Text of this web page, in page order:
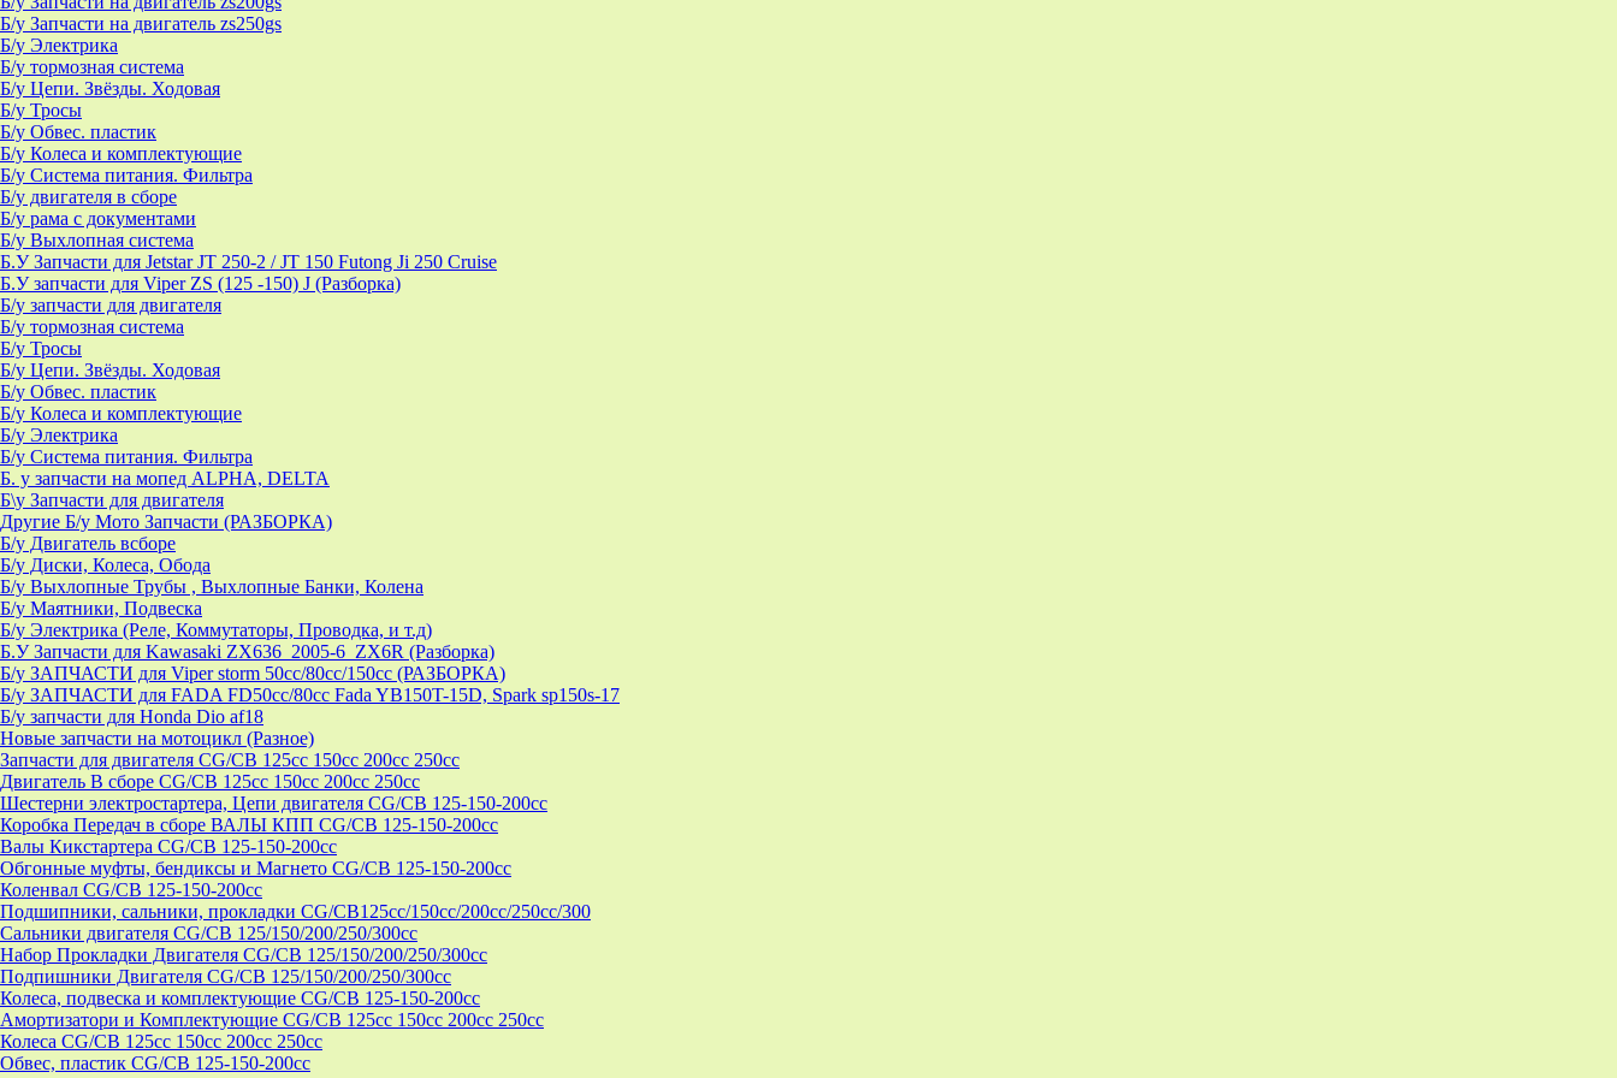
Б/у Запчасти на двигатель zs250gs
Б/у Электрика
Б/у тормозная система
Б/у Цепи. Звёзды. Ходовая
Б/у Тросы
Б/у Обвес. пластик
Б/у Колеса и комплектующие
Б/у Система питания. Фильтра
Б/у двигателя в сборе
Б/у рама с документами
Б/у Выхлопная система
Б.У Запчасти для Jetstar JT 250-2 / JT 150 Futong Ji 250 Cruise
Б.У запчасти для Viper ZS (125 -150) J (Разборка)
Б/у запчасти для двигателя
Б/у тормозная система
Б/у Тросы
Б/у Цепи. Звёзды. Ходовая
Б/у Обвес. пластик
Б/у Колеса и комплектующие
Б/у Электрика
Б/у Система питания. Фильтра
Б. у запчасти на мопед ALPHA, DELTA
Б\у Запчасти для двигателя
Другие Б/у Мото Запчасти (РАЗБОРКА)
Б/у Двигатель всборе
Б/у Диски, Колеса, Обода
Б/у Выхлопные Трубы , Выхлопные Банки, Колена
Б/у Маятники, Подвеска
Б/у Электрика (Реле, Коммутаторы, Проводка, и т.д)
Б.У Запчасти для Kawasaki ZX636_2005-6_ZX6R (Разборка)
Б/у ЗАПЧАСТИ для Viper storm 50cc/80cc/150cc (РАЗБОРКА)
Б/у ЗАПЧАСТИ для FADA FD50cc/80cc Fada YB150T-15D, Spark sp150s-17
Б/у запчасти для Honda Dio af18
Новые запчасти на мотоцикл (Разное)
Запчасти для двигателя CG/CB 125cc 150cc 200cc 250cc
Двигатель В сборе CG/CB 125cc 150cc 200cc 250cc
Шестерни электростартера, Цепи двигателя CG/CB 125-150-200cc
Коробка Передач в сборе ВАЛЫ КПП CG/CB 125-150-200cc
Валы Кикстартера CG/CB 125-150-200cc
Обгонные муфты, бендиксы и Магнето CG/CB 125-150-200cc
Коленвал CG/CB 125-150-200cc
Подшипники, сальники, прокладки CG/CB125сс/150cc/200cc/250cc/300
Сальники двигателя CG/CB 125/150/200/250/300cc
Набор Прокладки Двигателя CG/CB 125/150/200/250/300cc
Подпишники Двигателя CG/CB 125/150/200/250/300cc
Колеса, подвеска и комплектующие CG/CB 125-150-200cc
Амортизатори и Комплектующие CG/CB 125cc 150cc 200cc 250cc
Колеса CG/CB 125cc 150cc 200cc 250cc
Обвес, пластик CG/CB 125-150-200cc